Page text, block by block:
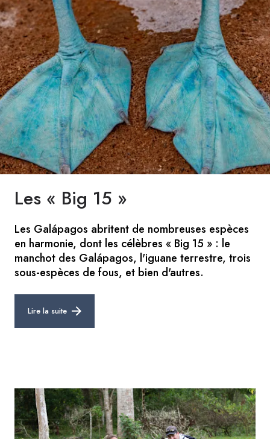
Les « Big 15 »
Les Galápagos abritent de nombreuses espèces
en harmonie, dont les célèbres « Big 15 » : le
manchot des Galápagos, l'iguane terrestre, trois
sous-espèces de fous, et bien d'autres.
Lire la suite